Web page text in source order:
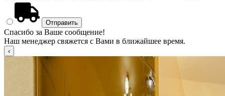
Спасибо за Ваше сообщение!
Наш менеджер свяжется с Вами в ближайшее время.